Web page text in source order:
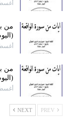
أغسطس
من
أغسطس
من
أغسطس
NEXT